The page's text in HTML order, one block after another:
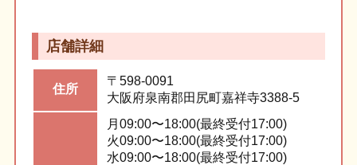
店舗詳細
住所
〒598-0091
大阪府泉南郡田尻町嘉祥寺3388-5
月 09:00〜18:00(最終受付17:00)
火09:00〜18:00(最終受付17:00)
水09:00〜18:00(最終受付17:00)